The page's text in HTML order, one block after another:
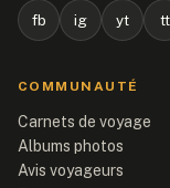
fb ig yt tt
COMMUNAUTÉ
Carnets de voyage
Albums photos
Avis voyageurs